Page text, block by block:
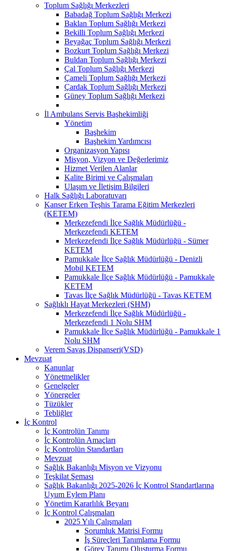
Toplum Sağlığı Merkezleri
Babadağ Toplum Sağlığı Merkezi
Baklan Toplum Sağlığı Merkezi
Bekilli Toplum Sağlığı Merkezi
Beyağaç Toplum Sağlığı Merkezi
Bozkurt Toplum Sağlığı Merkezi
Buldan Toplum Sağlığı Merkezi
Çal Toplum Sağlığı Merkezi
Çameli Toplum Sağlığı Merkezi
Çardak Toplum Sağlığı Merkezi
Güney Toplum Sağlığı Merkezi
İl Ambulans Servis Başhekimliği
Yönetim
Başhekim
Başhekim Yardımcısı
Organizasyon Yapısı
Misyon, Vizyon ve Değerlerimiz
Hizmet Verilen Alanlar
Kalite Birimi ve Çalışmaları
Ulaşım ve İletişim Bilgileri
Halk Sağlığı Laboratuvarı
Kanser Erken Teşhis Tarama Eğitim Merkezleri
(KETEM)
Merkezefendi İlçe Sağlık Müdürlüğü -
Merkezefendi KETEM
Merkezefendi İlçe Sağlık Müdürlüğü - Sümer
KETEM
Pamukkale İlçe Sağlık Müdürlüğü - Denizli
Mobil KETEM
Pamukkale İlçe Sağlık Müdürlüğü - Pamukkale
KETEM
Tavas İlçe Sağlık Müdürlüğü - Tavas KETEM
Sağlıklı Hayat Merkezleri (SHM)
Merkezefendi İlçe Sağlık Müdürlüğü -
Merkezefendi 1 Nolu SHM
Pamukkale İlçe Sağlık Müdürlüğü - Pamukkale 1
Nolu SHM
Verem Savaş Dispanseri(VSD)
Mevzuat
Kanunlar
Yönetmelikler
Genelgeler
Yönergeler
Tüzükler
Tebliğler
İç Kontrol
İç Kontrolün Tanımı
İç Kontrolün Amaçları
İç Kontrolün Standartları
Mevzuat
Sağlık Bakanlığı Misyon ve Vizyonu
Teşkilat Şeması
Sağlık Bakanlığı 2025-2026 İç Kontrol Standartlarına
Uyum Eylem Planı
Yönetim Kararlılık Beyanı
İç Kontrol Çalışmaları
2025 Yılı Çalışmaları
Sorumluk Matrisi Formu
İş Süreçleri Tanımlama Formu
Görev Tanımı Oluşturma Formu